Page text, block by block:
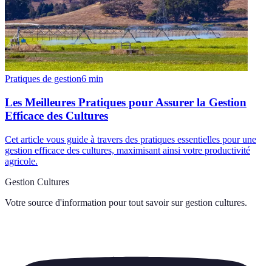
Pratiques de gestion6 min
Les Meilleures Pratiques pour Assurer la Gestion
Efficace des Cultures
Cet article vous guide à travers des pratiques essentielles pour une
gestion efficace des cultures, maximisant ainsi votre productivité
agricole.
Gestion Cultures
Votre source d'information pour tout savoir sur gestion cultures.